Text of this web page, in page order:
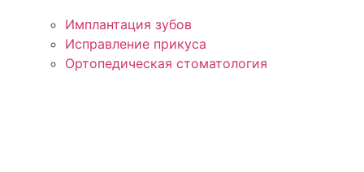
Имплантация зубов
Исправление прикуса
Ортопедическая стоматология